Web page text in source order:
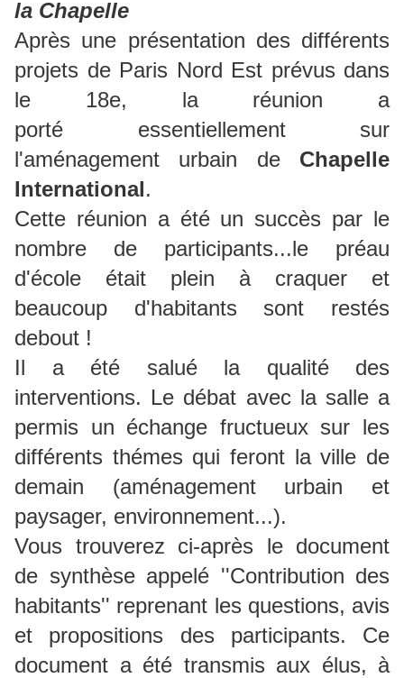
la Chapelle
Après une présentation des différents
projets de Paris Nord Est prévus dans
le 18e, la réunion a
porté essentiellement sur
l'aménagement urbain de Chapelle
International.
Cette réunion a été un succès par le
nombre de participants...le préau
d'école était plein à craquer et
beaucoup d'habitants sont restés
debout !
Il a été salué la qualité des
interventions. Le débat avec la salle a
permis un échange fructueux sur les
différents thémes qui feront la ville de
demain (aménagement urbain et
paysager, environnement...).
Vous trouverez ci-après le document
de synthèse appelé ''Contribution des
habitants'' reprenant les questions, avis
et propositions des participants. Ce
document a été transmis aux élus, à